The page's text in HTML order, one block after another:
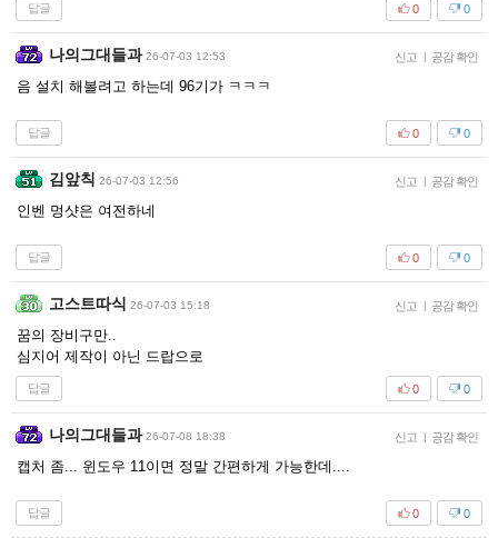
답글 0
0
나의그대들과 26-07-03 12:53 신고 | 공감 확인
음 설치 해볼려고 하는데 96기가 ㅋㅋㅋ
답글 0
0
김앞칙 26-07-03 12:56 신고 | 공감 확인
인벤 멍샷은 여전하네
답글 0
0
고스트따식 26-07-03 15:18 신고 | 공감 확인
꿈의 장비구만..
심지어 제작이 아닌 드랍으로
답글 0
0
나의그대들과 26-07-08 18:38 신고 | 공감 확인
캡처 좀... 윈도우 11이면 정말 간편하게 가능한데....
답글 0
0